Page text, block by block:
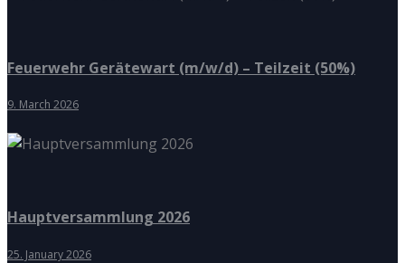
Feuerwehr Gerätewart (m/w/d) – Teilzeit (50%)
9. March 2026
Hauptversammlung 2026
25. January 2026